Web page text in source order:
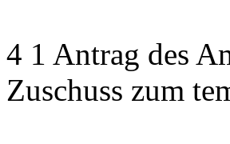
4 1 Antrag des
Zuschuss zum